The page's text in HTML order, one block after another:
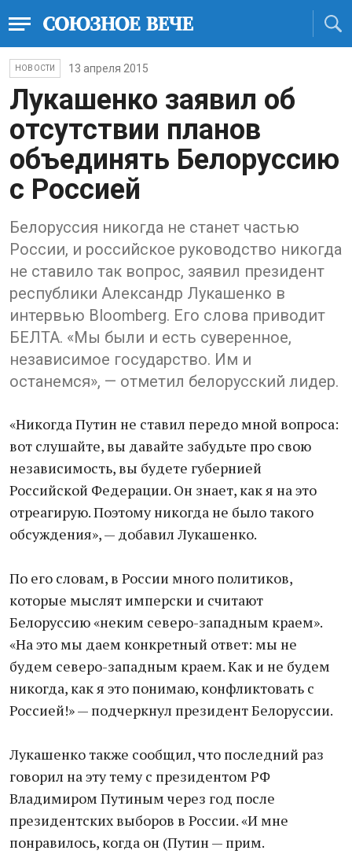
НОВОСТИ 13 апреля 2015
Лукашенко заявил об
отсутствии планов
объединять Белоруссию
с Россией
Белоруссия никогда не станет частью
России, и российское руководство никогда
не ставило так вопрос, заявил президент
республики Александр Лукашенко в
интервью Bloomberg. Его слова приводит
БЕЛТА. «Мы были и есть суверенное,
независимое государство. Им и
останемся», — отметил белорусский лидер.
«Никогда Путин не ставил передо мной вопроса:
вот слушайте, вы давайте забудьте про свою
независимость, вы будете губернией
Российской Федерации. Он знает, как я на это
отреагирую. Поэтому никогда не было такого
обсуждения», — добавил Лукашенко.
По его словам, в России много политиков,
которые мыслят имперски и считают
Белоруссию «неким северо-западным краем».
«На это мы даем конкретный ответ: мы не
будем северо-западным краем. Как и не будем
никогда, как я это понимаю, конфликтовать с
Россией!» — подчеркнул президент Белоруссии.
Лукашенко также сообщил, что последний раз
говорил на эту тему с президентом РФ
Владимиром Путиным через год после
президентских выборов в России. «И мне
понравилось, когда он (Путин — прим.